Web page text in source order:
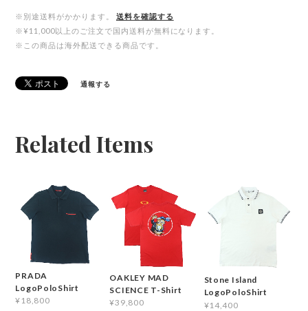
※別途送料がかかります。
送料を確認する
※¥11,000以上のご注文で国内送料が無料になります。
※この商品は海外配送できる商品です。
通報する
Related Items
PRADA
LogoPoloShirt
¥18,800
OAKLEY MAD
SCIENCE T-Shirt
¥39,800
Stone Island
LogoPoloShirt
¥14,400